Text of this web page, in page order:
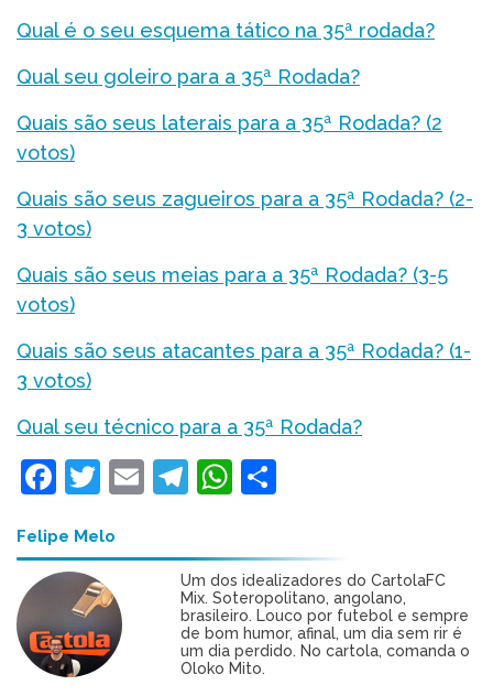
Qual é o seu esquema tático na 35ª rodada?
Qual seu goleiro para a 35ª Rodada?
Quais são seus laterais para a 35ª Rodada? (2
votos)
Quais são seus zagueiros para a 35ª Rodada? (2-
3 votos)
Quais são seus meias para a 35ª Rodada? (3-5
votos)
Quais são seus atacantes para a 35ª Rodada? (1-
3 votos)
Qual seu técnico para a 35ª Rodada?
Facebook
Twitter
EmailTelegram
WhatsApp
Felipe Melo
Um dos idealizadores do CartolaFC
Mix. Soteropolitano, angolano,
brasileiro. Louco por futebol e sempre
de bom humor, afinal, um dia sem rir é
um dia perdido. No cartola, comanda o
Oloko Mito.